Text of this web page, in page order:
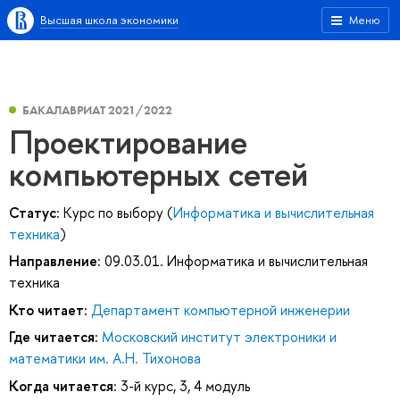
Меню
Высшая школа экономики
БАКАЛАВРИАТ 2021/2022
Проектирование
компьютерных сетей
Статус: Курс по выбору (Информатика и вычислительная
техника)
Направление: 09.03.01. Информатика и вычислительная
техника
Кто читает: Департамент компьютерной инженерии
Где читается: Московский институт электроники и
математики им. А.Н. Тихонова
Когда читается: 3-й курс, 3, 4 модуль